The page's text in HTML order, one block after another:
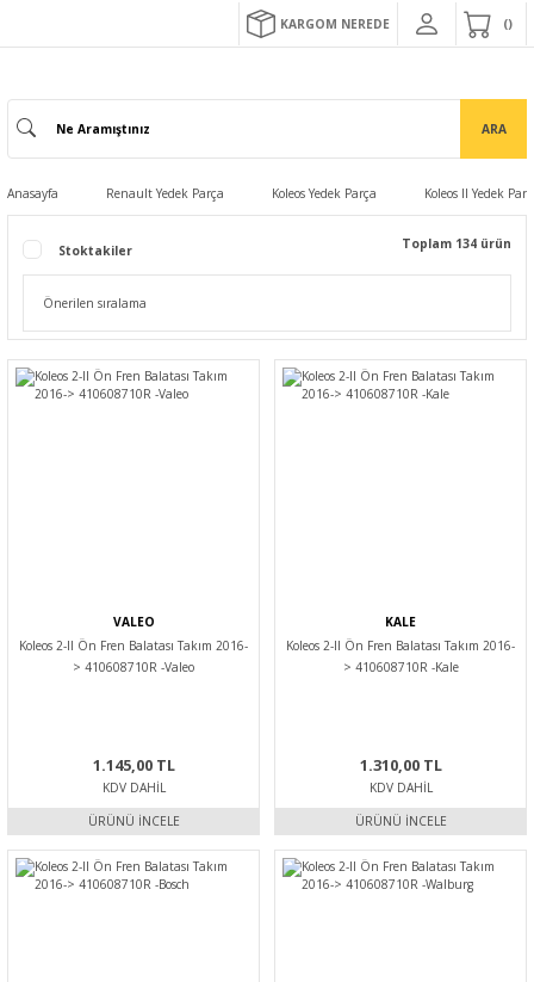
KARGOM NEREDE
ARA
Anasayfa Renault Yedek Parça Koleos Yedek Parça Koleos II Yedek
Stoktakiler Toplam 134 ürün
VALEO
Koleos 2-II Ön Fren Balatası Takım 2016-
> 410608710R -Valeo
1.145,00 TL
KDV DAHIL
ÜRÜNÜ İNCELE
KALE
Koleos 2-II Ön Fren Balatası Takım 2016-
> 410608710R -Kale
1.310,00 TL
KDV DAHIL
ÜRÜNÜ İNCELE